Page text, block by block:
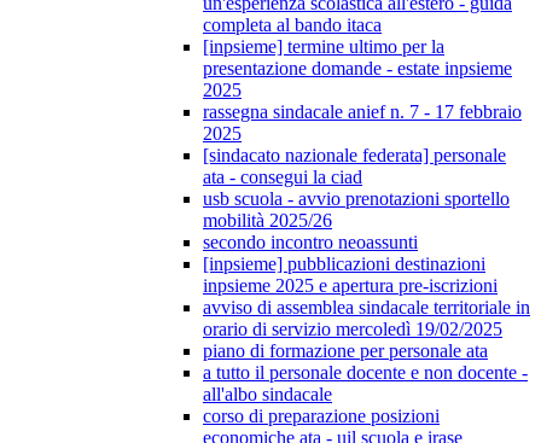
completa al bando itaca
[inpsieme] termine ultimo per la
presentazione domande - estate inpsieme
2025
rassegna sindacale anief n. 7 - 17 febbraio
2025
[sindacato nazionale federata] personale
ata - consegui la ciad
usb scuola - avvio prenotazioni sportello
mobilità 2025/26
secondo incontro neoassunti
[inpsieme] pubblicazioni destinazioni
inpsieme 2025 e apertura pre-iscrizioni
avviso di assemblea sindacale territoriale in
orario di servizio mercoledì 19/02/2025
piano di formazione per personale ata
a tutto il personale docente e non docente -
all'albo sindacale
corso di preparazione posizioni
economiche ata - uil scuola e irase